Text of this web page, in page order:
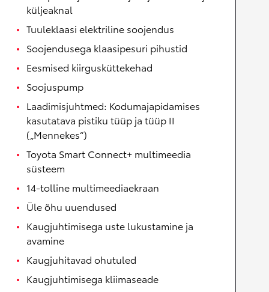
küljeaknal
Tuuleklaasi elektriline soojendus
Soojendusega klaasipesuri pihustid
Eesmised kiirgusküttekehad
Soojuspump
Laadimisjuhtmed: Kodumajapidamises
kasutatava pistiku tüüp ja tüüp II
(„Mennekes“)
Toyota Smart Connect+ multimeedia
süsteem
14-tolline multimeediaekraan
Üle õhu uuendused
Kaugjuhtimisega uste lukustamine ja
avamine
Kaugjuhitavad ohutuled
Kaugjuhtimisega kliimaseade